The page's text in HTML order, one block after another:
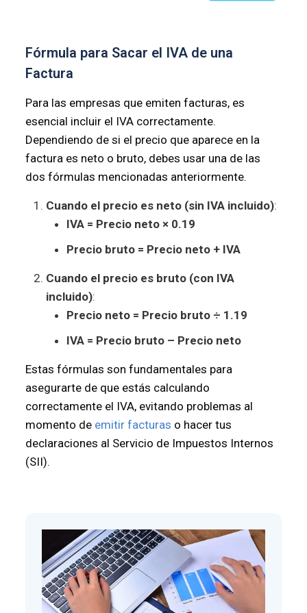
Fórmula para Sacar el IVA de una
Factura
Para las empresas que emiten facturas, es
esencial incluir el IVA correctamente.
Dependiendo de si el precio que aparece en la
factura es neto o bruto, debes usar una de las
dos fórmulas mencionadas anteriormente.
Cuando el precio es neto (sin IVA incluido):
IVA = Precio neto × 0.19
Precio bruto = Precio neto + IVA
Cuando el precio es bruto (con IVA
incluido):
Precio neto = Precio bruto ÷ 1.19
IVA = Precio bruto – Precio neto
Estas fórmulas son fundamentales para
asegurarte de que estás calculando
correctamente el IVA, evitando problemas al
momento de emitir facturas o hacer tus
declaraciones al Servicio de Impuestos Internos
(SII).